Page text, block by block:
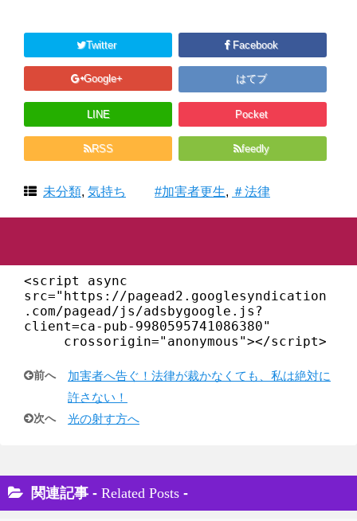
Twitter Facebook
Google+ はてブ
LINE Pocket
RSS feedly
未分類, 気持ち #加害者更生, ＃法律
<script async
src="https://pagead2.googlesyndication
.com/pagead/js/adsbygoogle.js?
client=ca-pub-9980595741086380"
     crossorigin="anonymous"></script>
前へ
加害者へ告ぐ！法律が裁かなくても、私は絶対に
許さない！
次へ 光の射す方へ
関連記事 - Related Posts -